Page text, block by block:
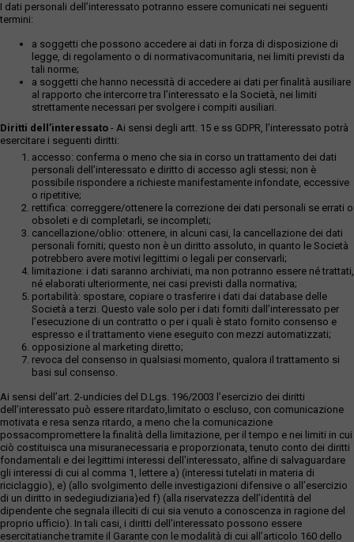
I dati personali dell’interessato potranno essere comunicati nei seguenti
termini:
a soggetti che possono accedere ai dati in forza di disposizione di
legge, di regolamento o di normativacomunitaria, nei limiti previsti da
tali norme;
a soggetti che hanno necessità di accedere ai dati per finalità ausiliare
al rapporto che intercorre tra l’interessato e la Società, nei limiti
strettamente necessari per svolgere i compiti ausiliari.
Diritti dell’interessato - Ai sensi degli artt. 15 e ss GDPR, l’interessato potrà
esercitare i seguenti diritti:
accesso: conferma o meno che sia in corso un trattamento dei dati
personali dell’interessato e diritto di accesso agli stessi; non è
possibile rispondere a richieste manifestamente infondate, eccessive
o ripetitive;
rettifica: correggere/ottenere la correzione dei dati personali se errati o
obsoleti e di completarli, se incompleti;
cancellazione/oblio: ottenere, in alcuni casi, la cancellazione dei dati
personali forniti; questo non è un diritto assoluto, in quanto le Società
potrebbero avere motivi legittimi o legali per conservarli;
limitazione: i dati saranno archiviati, ma non potranno essere né trattati,
né elaborati ulteriormente, nei casi previsti dalla normativa;
portabilità: spostare, copiare o trasferire i dati dai database delle
Società a terzi. Questo vale solo per i dati forniti dall’interessato per
l’esecuzione di un contratto o per i quali è stato fornito consenso e
espresso e il trattamento viene eseguito con mezzi automatizzati;
opposizione al marketing diretto;
revoca del consenso in qualsiasi momento, qualora il trattamento si
basi sul consenso.
Ai sensi dell’art. 2-undicies del D.Lgs. 196/2003 l’esercizio dei diritti
dell’interessato può essere ritardato,limitato o escluso, con comunicazione
motivata e resa senza ritardo, a meno che la comunicazione
possacompromettere la finalità della limitazione, per il tempo e nei limiti in cui
ciò costituisca una misuranecessaria e proporzionata, tenuto conto dei diritti
fondamentali e dei legittimi interessi dell’interessato, alfine di salvaguardare
gli interessi di cui al comma 1, lettere a) (interessi tutelati in materia di
riciclaggio), e) (allo svolgimento delle investigazioni difensive o all’esercizio
di un diritto in sedegiudiziaria)ed f) (alla riservatezza dell’identità del
dipendente che segnala illeciti di cui sia venuto a conoscenza in ragione del
proprio ufficio). In tali casi, i diritti dell’interessato possono essere
esercitatianche tramite il Garante con le modalità di cui all’articolo 160 dello